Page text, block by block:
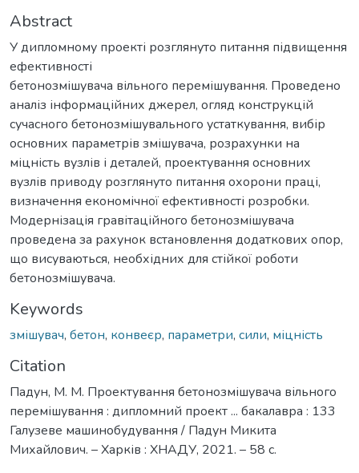
Abstract
У дипломному проекті розглянуто питання підвищення
ефективності
бетонозмішувача вільного перемішування. Проведено
аналіз інформаційних джерел, огляд конструкцій
сучасного бетонозмішувального устаткування, вибір
основних параметрів змішувача, розрахунки на
міцність вузлів і деталей, проектування основних
вузлів приводу розглянуто питання охорони праці,
визначення економічної ефективності розробки.
Модернізація гравітаційного бетонозмішувача
проведена за рахунок встановлення додаткових опор,
що висуваються, необхідних для стійкої роботи
бетонозмішувача.
Keywords
змішувач, бетон, конвеєр, параметри, сили, міцність
Citation
Падун, М. М. Проектування бетонозмішувача вільного
перемішування : дипломний проект ... бакалавра : 133
Галузеве машинобудування / Падун Микита
Михайлович. – Харків : ХНАДУ, 2021. – 58 с.